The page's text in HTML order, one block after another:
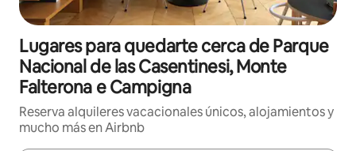
Lugares para quedarte cerca de Parque
Nacional de las Casentinesi, Monte
Falterona e Campigna
Reserva alquileres vacacionales únicos, alojamientos y
mucho más en Airbnb